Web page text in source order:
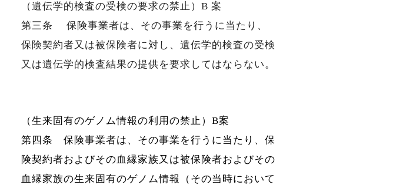
（遺伝学的検査の受検の要求の禁止）B 案
第三条
保険事業者は、その事業を行うに当たり、
保険契約者又は被保険者に対し、遺伝学的検査の受検
又は遺伝学的検査結果の提供を要求してはならない。
（生来固有のゲノム情報の利用の禁止）B案
第四条 保険事業者は、その事業を行うに当たり、保
険契約者およびその血縁家族又は被保険者およびその
血縁家族の生来固有のゲノム情報（その当時において